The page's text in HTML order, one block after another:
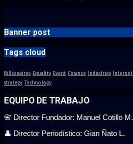
Banner post
Tags cloud
Billionaires Equality Event Finance Industries Internet
strategy
Technology
EQUIPO DE TRABAJO
📇 Director Fundador: Manuel Cotillo M.
👤 Director Periodístico: Gian Ñato L.